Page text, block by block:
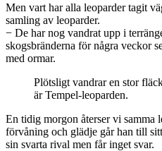
Men vart har alla leoparder tagit
samling av leoparder.
− De har nog vandrat upp i
skogsbränderna för några veckor
med ormar.
Plötsligt vandrar en stor
är Tempel-leoparden.
En tidig morgon återser vi samma
förvåning och glädje går han till
sin svarta rival men får inget svar.